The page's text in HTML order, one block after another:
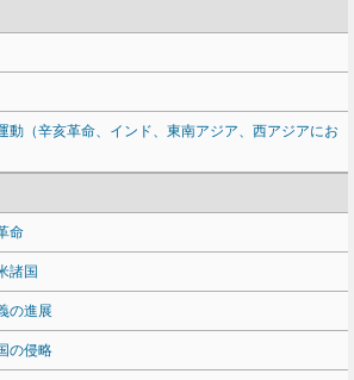
動（辛亥革命、インド、東南アジア、西アジアにお
命
諸国
の進展
の侵略